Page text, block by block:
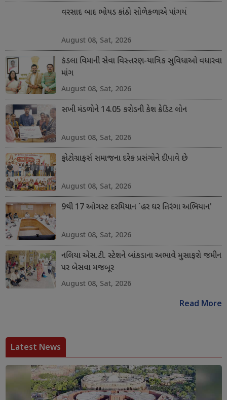
વરસાદ બાદ ભોયડ કાંઠો સોળેકળાએ પાંગર્યો
August 08, Sat, 2026
કંડલા વિમાની સેવા વિસ્તરણ-યાત્રિક સુવિધાઓ વધારવા
માંગ
August 08, Sat, 2026
સખી મંડળોને 14.05 કરોડની કેશ ક્રેડિટ લોન
August 08, Sat, 2026
ફોટોગ્રાફર્સ સમાજના દરેક પ્રસંગોને દીપાવે છે
August 08, Sat, 2026
9થી 17 ઓગસ્ટ દરમિયાન `હર ઘર તિરંગા અભિયાન'
August 08, Sat, 2026
નલિયા એસ.ટી. સ્ટેશને બાંકડાના અભાવે મુસાફરો જમીન
પર બેસવા મજબૂર
August 08, Sat, 2026
Read More
Latest News